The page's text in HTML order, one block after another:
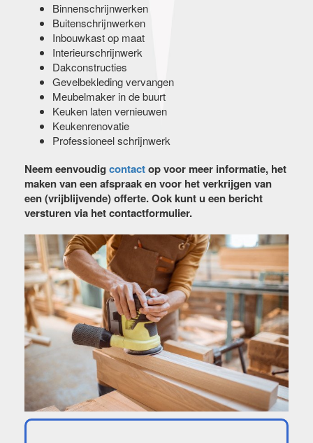
Binnenschrijnwerken
Buitenschrijnwerken
Inbouwkast op maat
Interieurschrijnwerk
Dakconstructies
Gevelbekleding vervangen
Meubelmaker in de buurt
Keuken laten vernieuwen
Keukenrenovatie
Professioneel schrijnwerk
Neem eenvoudig contactop voor meer informatie, het
maken van een afspraak en voor het verkrijgen van
een (vrijblijvende) offerte. Ook kunt u een bericht
versturen via het contactformulier.